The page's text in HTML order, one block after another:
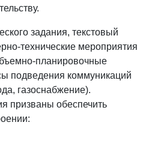
задания, текстовый
технические мероприятия
планировочные
подведения коммуникаций
газоснабжение).
призваны обеспечить